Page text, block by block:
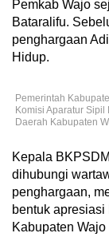
Pemkab Wajo
Bataralifu.
penghargaan
Hidup.
Pemerintah
Komisi Aparatur
Daerah Kabupaten
Kepala
dihubungi
penghargaan,
bentuk
Kabupaten